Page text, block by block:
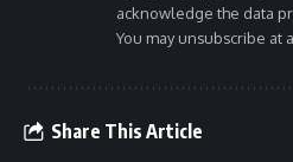
acknowledge the data
You may unsubscribe at
Share This Article